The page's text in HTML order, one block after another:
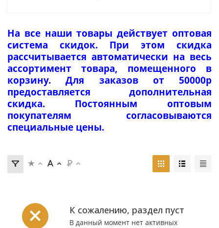
На все наши товары действует оптовая
система скидок. При этом скидка
рассчитывается автоматически на весь
ассортимент товара, помещенного в
корзину. Для заказов от 50000р
предоставляется дополнительная
скидка. Постоянным оптовым
покупателям согласовываются
специальные цены.
К сожалению, раздел пуст
В данный момент нет активных